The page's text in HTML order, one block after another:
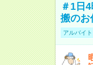
＃1日
搬のお
アルバイト